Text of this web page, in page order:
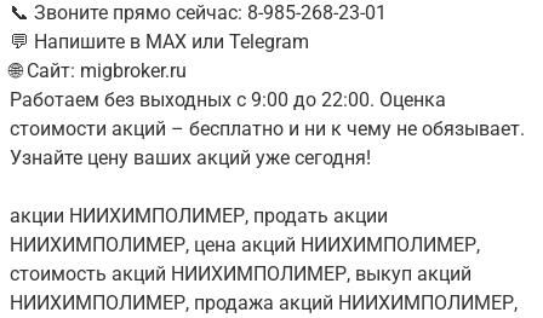
📞 Звоните прямо сейчас: 8-985-268-23-01
💬 Напишите в MAX или Telegram
🌐 Сайт: migbroker.ru
Работаем без выходных с 9:00 до 22:00. Оценка
стоимости акций – бесплатно и ни к чему не обязывает.
Узнайте цену ваших акций уже сегодня!
акции НИИХИМПОЛИМЕР, продать акции
НИИХИМПОЛИМЕР, цена акций НИИХИМПОЛИМЕР,
стоимость акций НИИХИМПОЛИМЕР, выкуп акций
НИИХИМПОЛИМЕР, продажа акций НИИХИМПОЛИМЕР,